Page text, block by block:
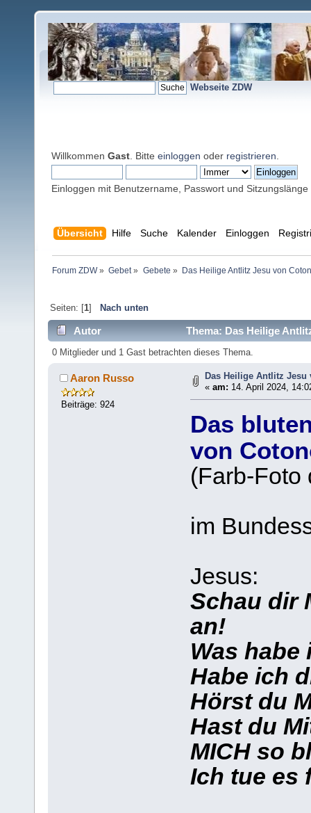
Webseite ZDW
Willkommen Gast . Bitte einloggen oder registrieren
Einloggen mit Benutzername, Passwort und Sitzungslänge
Übersicht Hilfe Suche Kalender Einloggen
Forum ZDW» Gebet» Gebete » Das Heilige Antlitz Jesu von
Seiten: [1] Nach unten
Autor Thema: Das Heilige
0 Mitglieder und 1 Gast betrachten dieses Thema.
Aaron Russo
Beiträge: 924
Das Heilige Antlitz Jesu
«am: 14. April 2024,
Das
von
(Farb-Foto
im
Jesus:
Schau dir
an!
Was habe
Habe ich
Hörst du
Hast du
MICH so
Ich tue es